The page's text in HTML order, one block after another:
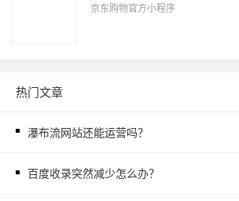
京东购物官方小程序
热门文章
瀑布流网站还能运营吗？
百度收录突然减少怎么办？